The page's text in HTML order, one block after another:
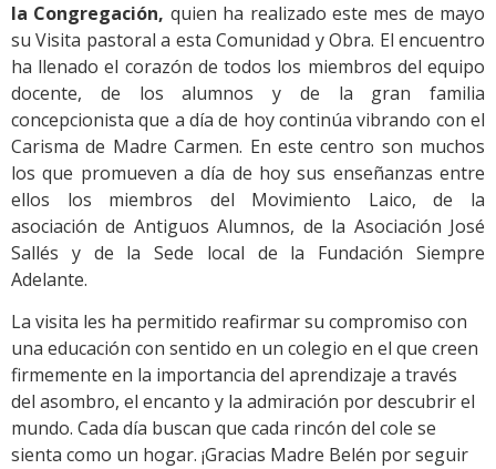
la Congregación, quien ha realizado este mes de mayo
su Visita pastoral a esta Comunidad y Obra. El encuentro
ha llenado el corazón de todos los miembros del equipo
docente, de los alumnos y de la gran familia
concepcionista que a día de hoy continúa vibrando con el
Carisma de Madre Carmen. En este centro son muchos
los que promueven a día de hoy sus enseñanzas entre
ellos los miembros del Movimiento Laico, de la
asociación de Antiguos Alumnos, de la Asociación José
Sallés y de la Sede local de la Fundación Siempre
Adelante.
La visita les ha permitido reafirmar su compromiso con
una educación con sentido en un colegio en el que creen
firmemente en la importancia del aprendizaje a través
del asombro, el encanto y la admiración por descubrir el
mundo. Cada día buscan que cada rincón del cole se
sienta como un hogar. ¡Gracias Madre Belén por seguir